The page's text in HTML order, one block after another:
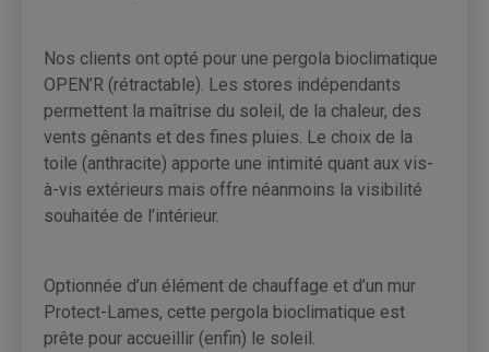
Nos clients ont opté pour une pergola bioclimatique
OPEN’R (rétractable). Les stores indépendants
permettent la maîtrise du soleil, de la chaleur, des
vents gênants et des fines pluies. Le choix de la
toile (anthracite) apporte une intimité quant aux vis-
à-vis extérieurs mais offre néanmoins la visibilité
souhaitée de l’intérieur.
Optionnée d’un élément de chauffage et d’un mur
Protect-Lames, cette pergola bioclimatique est
prête pour accueillir (enfin) le soleil.